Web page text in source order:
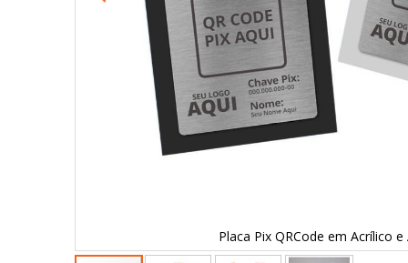
Placa Pix QRCode em Acrílico